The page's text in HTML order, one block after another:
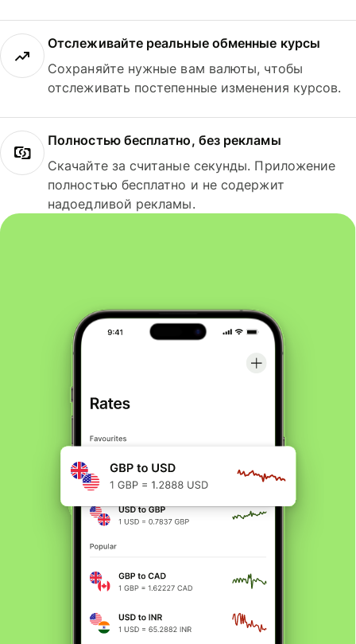
Отслеживайте реальные обменные курсы
Сохраняйте нужные вам валюты, чтобы
отслеживать постепенные изменения курсов.
Полностью бесплатно, без рекламы
Скачайте за считаные секунды. Приложение
полностью бесплатно и не содержит
надоедливой рекламы.